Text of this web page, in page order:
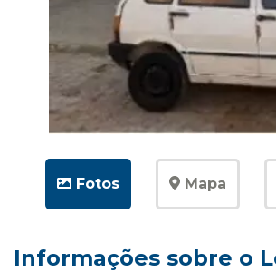
Fotos Mapa
Informações sobre o